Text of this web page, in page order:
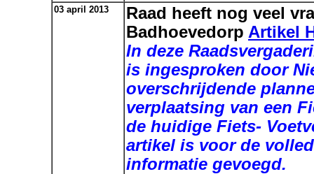
03 april 2013
Raad heeft nog veel
Badhoevedorp Artikel
In deze
is ingesproken door
overschrijdende
verplaatsing van een
de huidige Fiets-
artikel is voor de
informatie gevoegd.